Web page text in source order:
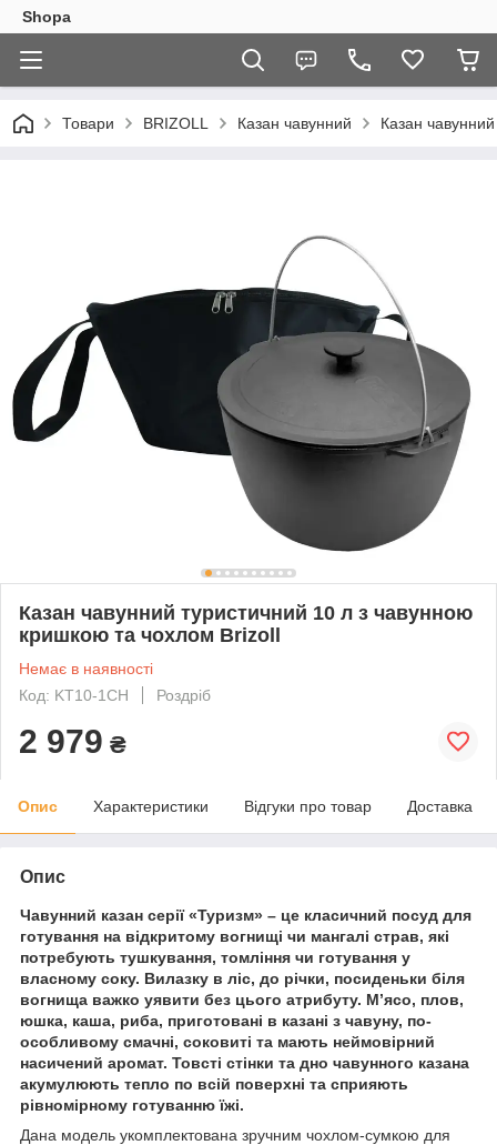
Shopa
Товари BRIZOLL Казан чавунний Казан
Казан чавунний туристичний 10 л з чавунною
кришкою та чохлом Brizoll
Немає в наявності
Код: KT10-1CH
Роздріб
2 979 ₴
Опис Характеристики Відгуки про товар Доставка
Опис
Чавунний казан серії «Туризм» – це класичний посуд для
готування на відкритому вогнищі чи мангалі страв, які
потребують тушкування, томління чи готування у
власному соку. Вилазку в ліс, до річки, посиденьки біля
вогнища важко уявити без цього атрибуту. М’ясо, плов,
юшка, каша, риба, приготовані в казані з чавуну, по-
особливому смачні, соковиті та мають неймовірний
насичений аромат. Товсті стінки та дно чавунного казана
акумулюють тепло по всій поверхні та сприяють
рівномірному готуванню їжі.
Дана модель укомплектована зручним чохлом-сумкою для